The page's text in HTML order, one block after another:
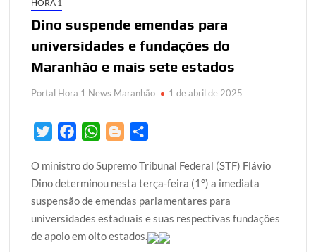
HORA 1
Dino suspende emendas para
universidades e fundações do
Maranhão e mais sete estados
Portal Hora 1 News Maranhão 1 de abril de 2025
i
t
t
e
r
c
e
b
o
o
W
a
t
s
A
p
o
g
g
e
r
a
r
e
O ministro do Supremo Tribunal Federal (STF) Flávio
Dino determinou nesta terça-feira (1°) a imediata
suspensão de emendas parlamentares para
universidades estaduais e suas respectivas fundações
de apoio em oito estados.